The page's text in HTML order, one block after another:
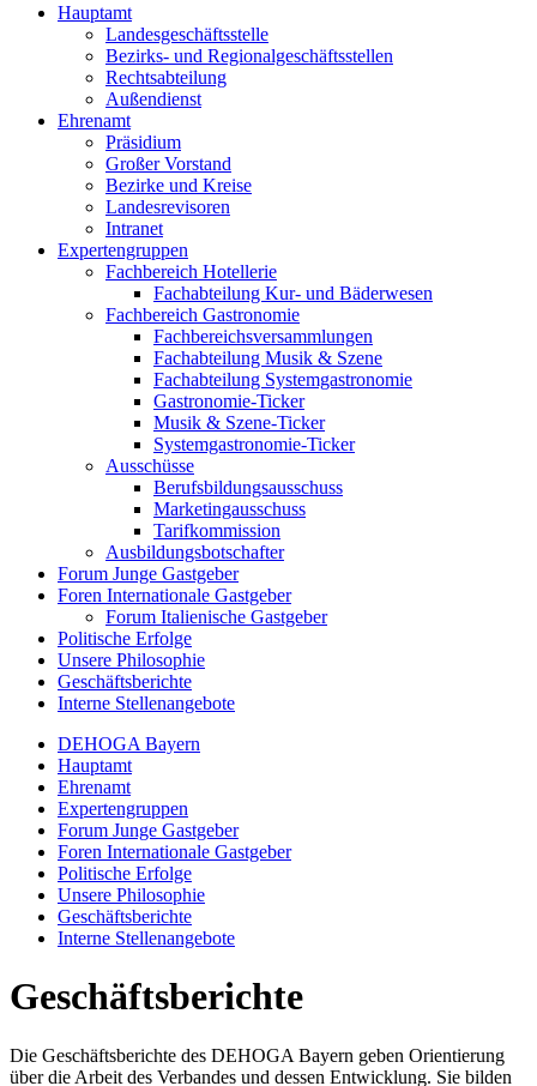
Hauptamt
Landesgeschäftsstelle
Bezirks- und Regionalgeschäftsstellen
Rechtsabteilung
Außendienst
Ehrenamt
Präsidium
Großer Vorstand
Bezirke und Kreise
Landesrevisoren
Intranet
Expertengruppen
Fachbereich Hotellerie
Fachabteilung Kur- und Bäderwesen
Fachbereich Gastronomie
Fachbereichsversammlungen
Fachabteilung Musik & Szene
Fachabteilung Systemgastronomie
Gastronomie-Ticker
Musik & Szene-Ticker
Systemgastronomie-Ticker
Ausschüsse
Berufsbildungsausschuss
Marketingausschuss
Tarifkommission
Ausbildungsbotschafter
Forum Junge Gastgeber
Foren Internationale Gastgeber
Forum Italienische Gastgeber
Politische Erfolge
Unsere Philosophie
Geschäftsberichte
Interne Stellenangebote
DEHOGA Bayern
Hauptamt
Ehrenamt
Expertengruppen
Forum Junge Gastgeber
Foren Internationale Gastgeber
Politische Erfolge
Unsere Philosophie
Geschäftsberichte
Interne Stellenangebote
Geschäftsberichte
Die Geschäftsberichte des DEHOGA Bayern geben Orientierung
über die Arbeit des Verbandes und dessen Entwicklung. Sie bilden